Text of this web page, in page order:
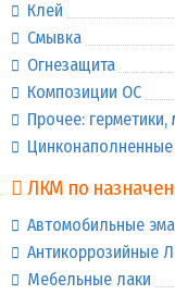
Клей
Смывка
Огнезащита
Композиции ОС
Прочее: герметики,
ЛКМ по
Автомобильные
Антикоррозийные
Мебельные лаки